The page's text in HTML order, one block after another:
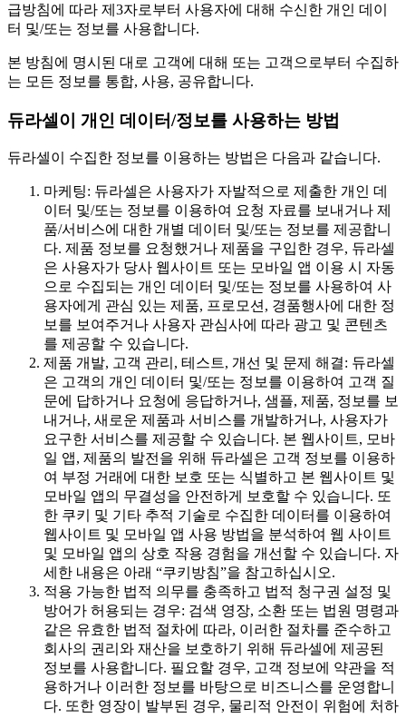
급방침에 따라 제3자로부터 사용자에 대해 수신한 개인 데이
터 및/또는 정보를 사용합니다.
본 방침에 명시된 대로 고객에 대해 또는 고객으로부터 수집하
는 모든 정보를 통합, 사용, 공유합니다.
듀라셀이 개인 데이터/정보를 사용하는 방법
듀라셀이 수집한 정보를 이용하는 방법은 다음과 같습니다.
마케팅: 듀라셀은 사용자가 자발적으로 제출한 개인 데
이터 및/또는 정보를 이용하여 요청 자료를 보내거나 제
품/서비스에 대한 개별 데이터 및/또는 정보를 제공합니
다. 제품 정보를 요청했거나 제품을 구입한 경우, 듀라셀
은 사용자가 당사 웹사이트 또는 모바일 앱 이용 시 자동
으로 수집되는 개인 데이터 및/또는 정보를 사용하여 사
용자에게 관심 있는 제품, 프로모션, 경품행사에 대한 정
보를 보여주거나 사용자 관심사에 따라 광고 및 콘텐츠
를 제공할 수 있습니다.
제품 개발, 고객 관리, 테스트, 개선 및 문제 해결: 듀라셀
은 고객의 개인 데이터 및/또는 정보를 이용하여 고객 질
문에 답하거나 요청에 응답하거나, 샘플, 제품, 정보를 보
내거나, 새로운 제품과 서비스를 개발하거나, 사용자가
요구한 서비스를 제공할 수 있습니다. 본 웹사이트, 모바
일 앱, 제품의 발전을 위해 듀라셀은 고객 정보를 이용하
여 부정 거래에 대한 보호 또는 식별하고 본 웹사이트 및
모바일 앱의 무결성을 안전하게 보호할 수 있습니다. 또
한 쿠키 및 기타 추적 기술로 수집한 데이터를 이용하여
웹사이트 및 모바일 앱 사용 방법을 분석하여 웹 사이트
및 모바일 앱의 상호 작용 경험을 개선할 수 있습니다. 자
세한 내용은 아래 “쿠키방침”을 참고하십시오.
적용 가능한 법적 의무를 충족하고 법적 청구권 설정 및
방어가 허용되는 경우: 검색 영장, 소환 또는 법원 명령과
같은 유효한 법적 절차에 따라, 이러한 절차를 준수하고
회사의 권리와 재산을 보호하기 위해 듀라셀에 제공된
정보를 사용합니다. 필요할 경우, 고객 정보에 약관을 적
용하거나 이러한 정보를 바탕으로 비즈니스를 운영합니
다. 또한 영장이 발부된 경우, 물리적 안전이 위험에 처하